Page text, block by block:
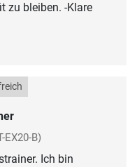
zu bleiben. -Klare
EX20-B)
Ich bin